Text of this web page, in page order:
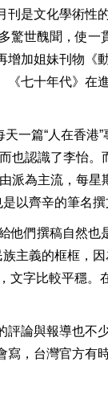
是文化學術性
驚世醜聞，使一
加姐妹刊物《
七十年代》在
一篇“人在香港”
也認識了李怡。
派為主流，每
以齊辛的筆名撰
們撰稿自然也
主義的框框，
文字比較平穩。
論與報導也不
，台灣官方有